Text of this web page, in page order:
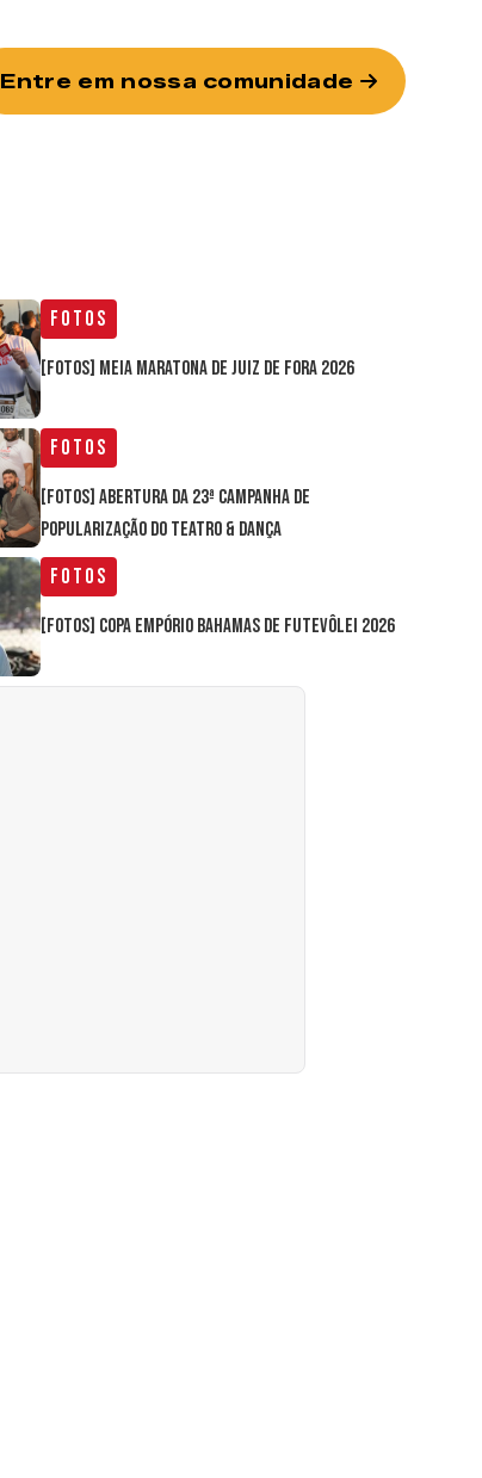
Entre em nossa comunidade
Fotos
[FOTOS] Meia Maratona de Juiz de Fora 2026
Fotos
[FOTOS] Abertura da 23ª Campanha de
Popularização do Teatro & Dança
Fotos
[FOTOS] Copa Empório Bahamas de Futevôlei 2026